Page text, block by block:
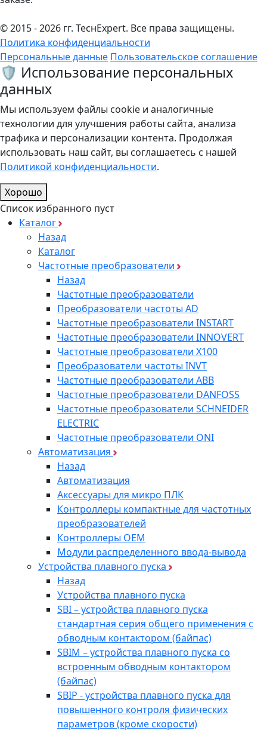
© 2015 - 2026 гг. ТеcнExpert. Все права защищены.
Политика конфиденциальности
Персональные данные Пользовательское соглашение
🛡️ Использование персональных
данных
Мы используем файлы cookie и аналогичные
технологии для улучшения работы сайта, анализа
трафика и персонализации контента. Продолжая
использовать наш сайт, вы соглашаетесь с нашей
Политикой конфиденциальности.
Хорошо
Список избранного пуст
Каталог
Назад
Каталог
Частотные преобразователи
Назад
Частотные преобразователи
Преобразователи частоты AD
Частотные преобразователи INSTART
Частотные преобразователи INNOVERT
Частотные преобразователи Х100
Преобразователи частоты INVT
Частотные преобразователи ABB
Частотные преобразователи DANFOSS
Частотные преобразователи SCHNEIDER
ELECTRIC
Частотные преобразователи ONI
Автоматизация
Назад
Автоматизация
Аксессуары для микро ПЛК
Контроллеры компактные для частотных
преобразователей
Контроллеры ОЕМ
Модули распределенного ввода-вывода
Устройства плавного пуска
Назад
Устройства плавного пуска
SBI – устройства плавного пуска
стандартная серия общего применения с
обводным контактором (байпас)
SBIM – устройства плавного пуска со
встроенным обводным контактором
(байпас)
SBIP - устройства плавного пуска для
повышенного контроля физических
параметров (кроме скорости)